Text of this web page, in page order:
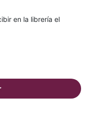
en la librería el